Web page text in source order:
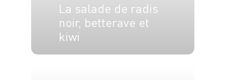
La salade de radis
noir, betterave et
kiwi